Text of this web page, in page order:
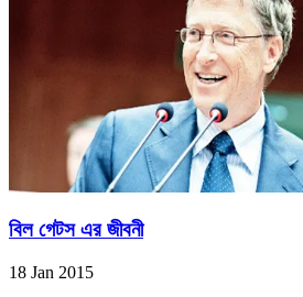
বিল গেটস এর জীবনী
18 Jan 2015